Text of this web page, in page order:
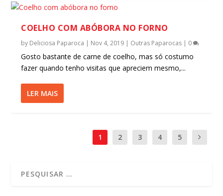
COELHO COM ABÓBORA NO FORNO
by Deliciosa Paparoca | Nov 4, 2019 | Outras Paparocas | 0
Gosto bastante de carne de coelho, mas só costumo
fazer quando tenho visitas que apreciem mesmo,...
LER MAIS
1 2 3 4 5